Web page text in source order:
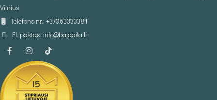
Vilnius
Telefono nr.: +37063333381
El. paštas: info@baldaila.lt